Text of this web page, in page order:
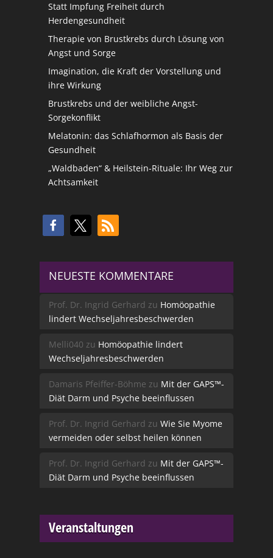
Statt Impfung Freiheit durch
Herdengesundheit
Therapie von Brustkrebs durch Lösung von
Angst und Sorge
Imagination, die Kraft der Vorstellung und
ihre Wirkung
Brustkrebs und der weibliche Angst-
Sorgekonflikt
Melatonin: das Schlafhormon als Basis der
Gesundheit
„Waldbaden“ & Heilstein-Rituale: Ihr Weg zur
Achtsamkeit
NEUESTE KOMMENTARE
Prof. Dr. Ingrid Gerhard zu Homöopathie
lindert Wechseljahresbeschwerden
Melli040 zu Homöopathie lindert
Wechseljahresbeschwerden
Damaris Pfeiffer-Böhme zu Mit der GAPS™-
Diät Darm und Psyche beeinflussen
Prof. Dr. Ingrid Gerhard zu Wie Sie Myome
vermeiden oder selbst heilen können
Prof. Dr. Ingrid Gerhard zu Mit der GAPS™-
Diät Darm und Psyche beeinflussen
Veranstaltungen